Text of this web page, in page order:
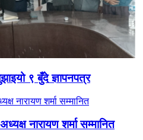
९ बुँदे ज्ञापनपत्र
नारायण शर्मा सम्मानित